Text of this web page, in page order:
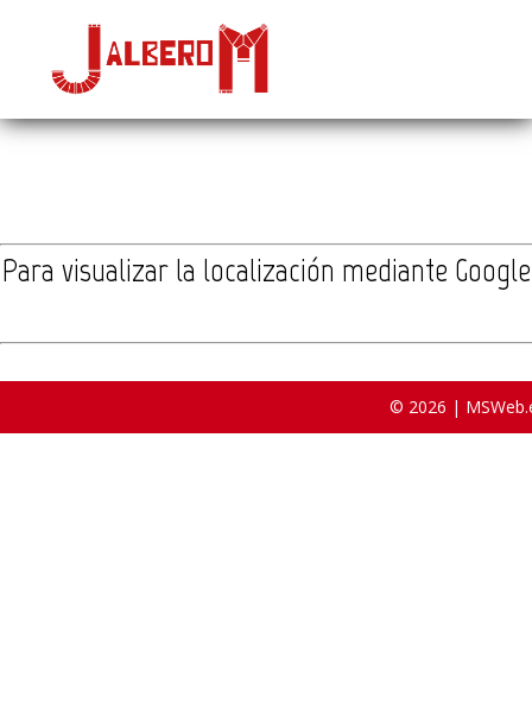
Para visualizar la localización mediante
© 2026 |